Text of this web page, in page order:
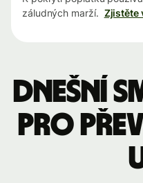
záludných marží. Zjistěte
Dnešní
pro